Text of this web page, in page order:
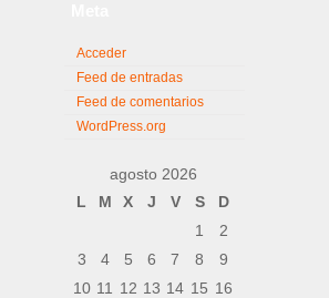
Acceder
Feed de entradas
Feed de comentarios
WordPress.org
agosto 2026
L
M X J V S
D
1
2
3
4 5 6 7 8
9
10 11 12 13 14 15 16